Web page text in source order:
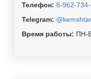
Телефон: 8-962-
Telegram:
Время работы: ПН-